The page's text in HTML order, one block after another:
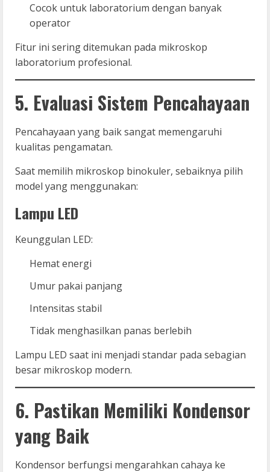
Cocok untuk laboratorium dengan banyak
operator
Fitur ini sering ditemukan pada mikroskop
laboratorium profesional.
5. Evaluasi Sistem Pencahayaan
Pencahayaan yang baik sangat memengaruhi
kualitas pengamatan.
Saat memilih mikroskop binokuler, sebaiknya pilih
model yang menggunakan:
Lampu LED
Keunggulan LED:
Hemat energi
Umur pakai panjang
Intensitas stabil
Tidak menghasilkan panas berlebih
Lampu LED saat ini menjadi standar pada sebagian
besar mikroskop modern.
6. Pastikan Memiliki Kondensor
yang Baik
Kondensor berfungsi mengarahkan cahaya ke